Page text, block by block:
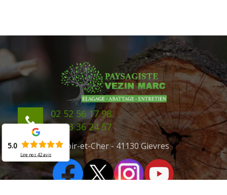
02 52 56 17 98
06 43 36 24 57
41 Loir-et-Cher - 41130 Gievres
5.0
Lire nos 42avis